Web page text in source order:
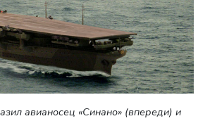
авианосец «Синано» (впереди) и